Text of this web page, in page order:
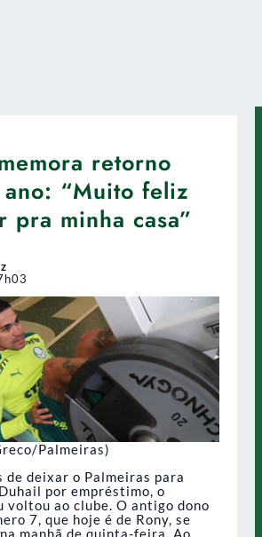
retorno
ano: “Muito feliz
pra minha casa”
Palmeiras)
de deixar o Palmeiras para
por empréstimo, o
voltou ao clube. O antigo dono
7, que hoje é de Rony, se
manhã de quinta-feira. Ao